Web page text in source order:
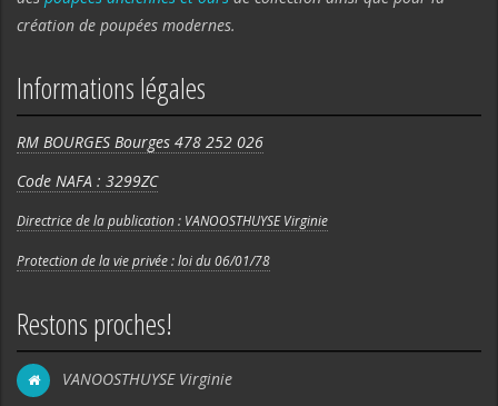
création de poupées modernes.
Informations légales
RM BOURGES Bourges 478 252 026
Code NAFA : 3299ZC
Directrice de la publication : VANOOSTHUYSE Virginie
Protection de la vie privée : loi du 06/01/78
Restons proches!
VANOOSTHUYSE Virginie